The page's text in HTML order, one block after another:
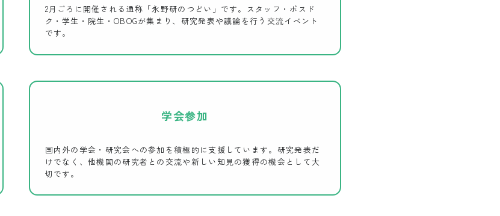
2月ごろに開催される通称「永野研のつどい」です。スタッフ・ポスド
ク・学生・院生・OBOGが集まり、研究発表や議論を行う交流イベント
です。
学会参加
国内外の学会・研究会への参加を積極的に支援しています。研究発表だ
けでなく、他機関の研究者との交流や新しい知見の獲得の機会として大
切です。